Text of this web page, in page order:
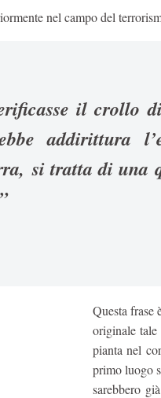
nel campo del
il crollo
addirittura
si tratta di una
Questa frase
originale
pianta nel
primo luogo
sarebbero